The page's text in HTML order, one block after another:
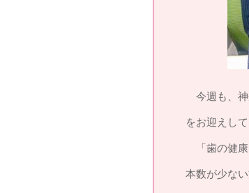
今週も、神
をお迎えし
「歯の健康
本数が少な